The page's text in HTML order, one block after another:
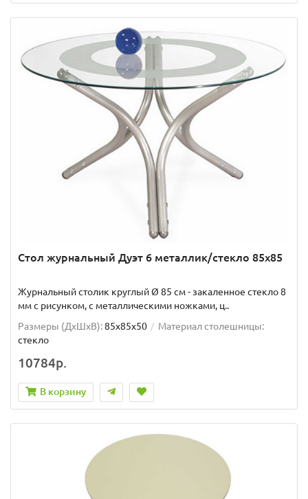
Стол журнальный Дуэт 6 металлик/стекло 85х85
Журнальный столик круглый Ø 85 см - закаленное стекло 8
мм с рисунком, с металлическими ножками, ц..
Размеры (ДхШxВ):85х85х50
Материал столешницы:
стекло
10784р.
В корзину